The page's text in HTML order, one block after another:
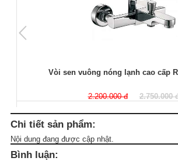
Vòi sen vuông nóng lạnh cao cấp
2.200.000 đ 2.750.000
Chi tiết sản phẩm:
Nội dung đang được cập nhật.
Bình luận: